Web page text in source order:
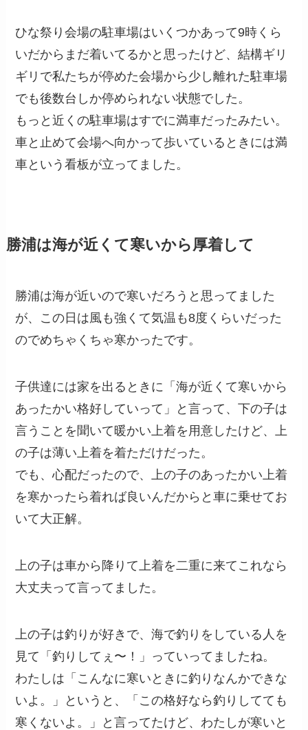
ひな祭り会場の駐車場はいくつかあって9時くら
いだからまだ着いてるかと思ったけど、結構ギリ
ギリで私たちが停めた会場から少し離れた駐車場
でも後数台しか停められない状態でした。
もっと近くの駐車場はすでに満車だったみたい。
車と止めて会場へ向かって歩いているときには満
車という看板が立ってました。
勝浦は海が近くて寒いから厚着して
勝浦は海が近いので寒いだろうと思ってました
が、この日は風も強くて気温も8度くらいだった
のでめちゃくちゃ寒かったです。
子供達には家を出るときに「海が近くて寒いから
あったかい格好していって」と言って、下の子は
言うことを聞いて暖かい上着を用意したけど、上
の子は薄い上着を着ただけだった。
でも、心配だったので、上の子のあったかい上着
を寒かったら着れば良いんだからと車に乗せてお
いて大正解。
上の子は車から降りて上着を二重に来てこれなら
大丈夫って言ってました。
上の子は釣りが好きで、海で釣りをしている人を
見て「釣りしてぇ〜！」っていってましたね。
わたしは「こんなに寒いときに釣りなんかできな
いよ。」というと、「この格好なら釣りしてても
寒くないよ。」と言ってたけど、わたしが寒いと